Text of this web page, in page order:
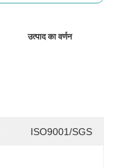
उत्पाद का वर्णन
ISO9001/SGS